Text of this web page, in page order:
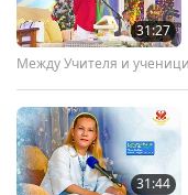
31:27
Между Учителя и
31:44